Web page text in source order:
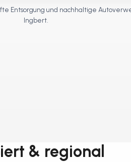
Entsorgung und nachhaltige
Ingbert.
& regional